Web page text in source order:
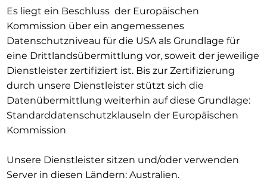
Es liegt ein Beschluss der Europäischen
Kommission über ein angemessenes
Datenschutzniveau für die USA als Grundlage für
eine Drittlandsübermittlung vor, soweit der jeweilige
Dienstleister zertifiziert ist. Bis zur Zertifizierung
durch unsere Dienstleister stützt sich die
Datenübermittlung weiterhin auf diese Grundlage:
Standarddatenschutzklauseln der Europäischen
Kommission
Unsere Dienstleister sitzen und/oder verwenden
Server in diesen Ländern: Australien.